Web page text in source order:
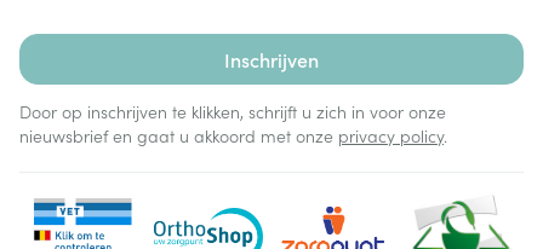
Inschrijven
Door op inschrijven te klikken, schrijft u zich in voor onze
nieuwsbrief en gaat u akkoord met onze privacy policy.